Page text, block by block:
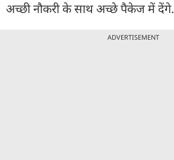
अच्छी नौकरी के साथ अच्छे पैकेज में देंगे.
ADVERTISEMENT